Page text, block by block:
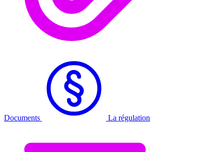
Documents La régulation